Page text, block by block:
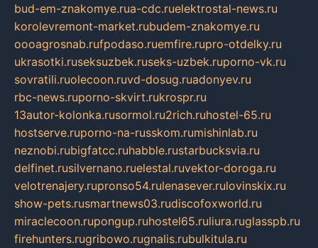
bud-em-znakomye.rua-cdc.ruelektrostal-news.ru
korolevremont-market.rubudem-znakomye.ru
oooagrosnab.rufpodaso.ruemfire.rupro-otdelky.ru
ukrasotki.ruseksuzbek.ruseks-uzbek.ruporno-vk.ru
sovratili.ruolecoon.ruvd-dosug.ruadonyev.ru
rbc-news.ruporno-skvirt.rukrospr.ru
13autor-kolonka.rusormol.ru2rich.ruhostel-65.ru
hostserve.ruporno-na-russkom.rumishinlab.ru
neznobi.rubigfatcc.ruhabble.rustarbucksvia.ru
delfinet.rusilvernano.ruelestal.ruvektor-doroga.ru
velotrenajery.rupronso54.rulenasever.rulovinskix.ru
show-pets.rusmartnews03.rudiscofoxworld.ru
miraclecoon.rupongup.ruhostel65.ruliura.ruglasspb.ru
firehunters.rugribowo.rugnalis.rubulkitula.ru